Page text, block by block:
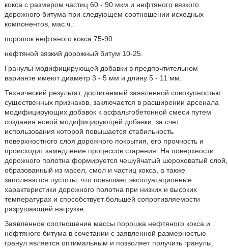
кокса с размером частиц 60 - 90 мкм и нефтяного вязкого
дорожного битума при следующем соотношении исходных
компонентов, мас.ч.:
порошок нефтяного кокса 75-90
нефтяной вязкий дорожный битум 10-25.
Гранулы модифицирующей добавки в предпочтительном
варианте имеют диаметр 3 - 5 мм и длину 5 - 11 мм.
Технический результат, достигаемый заявленной совокупностью
существенных признаков, заключается в расширении арсенала
модифицирующих добавок к асфальтобетонной смеси путем
создания новой модифицирующей добавки, за счет
использования которой повышается стабильность
поверхностного слоя дорожного покрытия, его прочность и
происходит замедление процессов старения. На поверхности
дорожного полотна формируется чешуйчатый шероховатый слой,
образованный из масел, смол и частиц кокса, а также
заполняются пустоты, что повышает эксплуатационные
характеристики дорожного полотна при низких и высоких
температурах и способствует большей сопротивляемости
разрушающей нагрузке.
Заявленное соотношение массы порошка нефтяного кокса и
нефтяного битума в сочетании с заявленной размерностью
гранул является оптимальным и позволяет получить гранулы,